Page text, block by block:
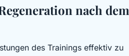
nach dem
des Trainings effektiv zu